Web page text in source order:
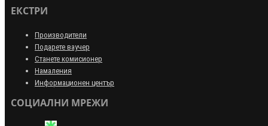
ЕКСТРИ
Производители
Подарете ваучер
Станете комисионер
Намаления
Информационен център
СОЦИАЛНИ МРЕЖИ